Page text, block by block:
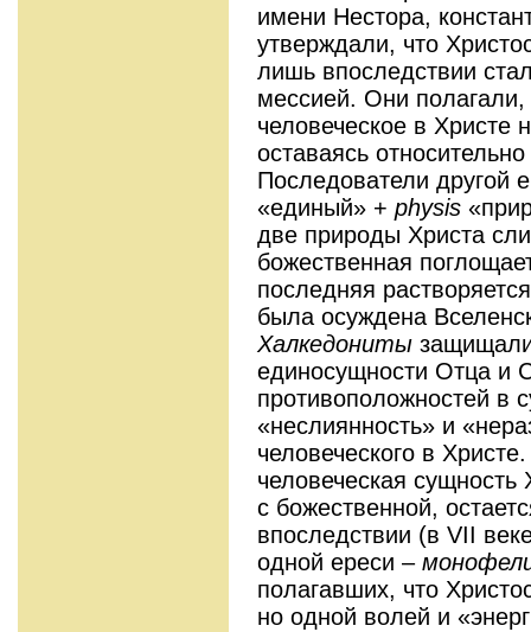
имени Нестора,
утверждали, что
лишь впоследствии
мессией. Они полагали,
человеческое в Христе
оставаясь
Последователи другой
«единый» + physis
две природы Христа
божественная
последняя
была осуждена
Халкедониты
единосущности Отца и
противоположностей в
«неслиянность» и
человеческого в
человеческая
с божественной,
впоследствии (в VII
одной ереси –
полагавших, что
но одной волей и